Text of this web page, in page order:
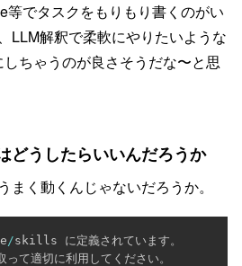
等でタスクをもりもり書くのがい
LLM解釈で柔軟にやりたいような
ちゃうのが良さそうだな〜と思
どうしたらいいんだろうか
まく動くんじゃないだろうか。
/skills に定義されています。